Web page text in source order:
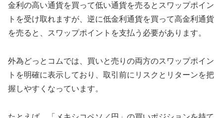
金利の高い通貨を買って低い通貨を売るとスワップポイン
トを受け取れますが、逆に低金利通貨を買って高金利通貨
を売ると、スワップポイントを支払う必要があります。
外為どっとコムでは、買いと売りの両方のスワップポイン
トを明確に表示しており、取引前にリスクとリターンを把
握しやすくなっています。